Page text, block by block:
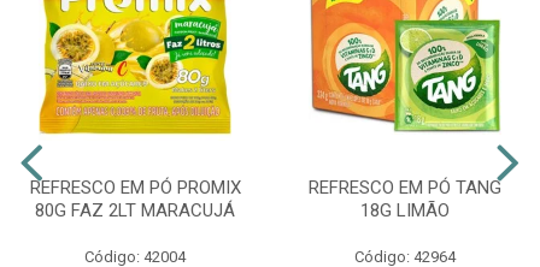
REFRESCO EM PÓ PROMIX
80G FAZ 2LT MARACUJÁ
Código: 42004
REFRESCO EM PÓ TANG
18G LIMÃO
Código: 42964